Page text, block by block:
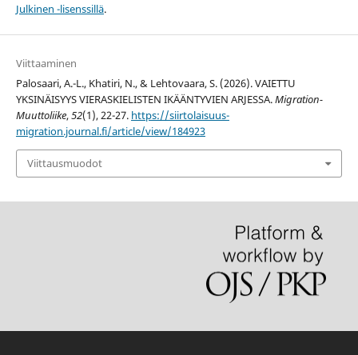
Julkinen -lisenssillä.
Viittaaminen
Palosaari, A.-L., Khatiri, N., & Lehtovaara, S. (2026). VAIETTU
YKSINÄISYYS VIERASKIELISTEN IKÄÄNTYVIEN ARJESSA.Migration-
Muuttoliike,52(1), 22-27. https://siirtolaisuus-
migration.journal.fi/article/view/184923
Viittausmuodot